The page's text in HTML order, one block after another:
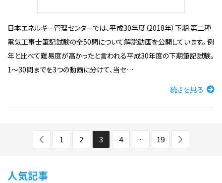
日本エネルギー管理センターでは、平成30年度（2018年）下期 第二種
電気工事士筆記試験の全50問について解説動画を公開しています。 例
年と比べて難易度が高かったと言われる平成30年度の下期筆記試験。
1〜30問までを3つの動画に分けて、当セ…
続きを見る
1 2 3 4 … 19
人気記事